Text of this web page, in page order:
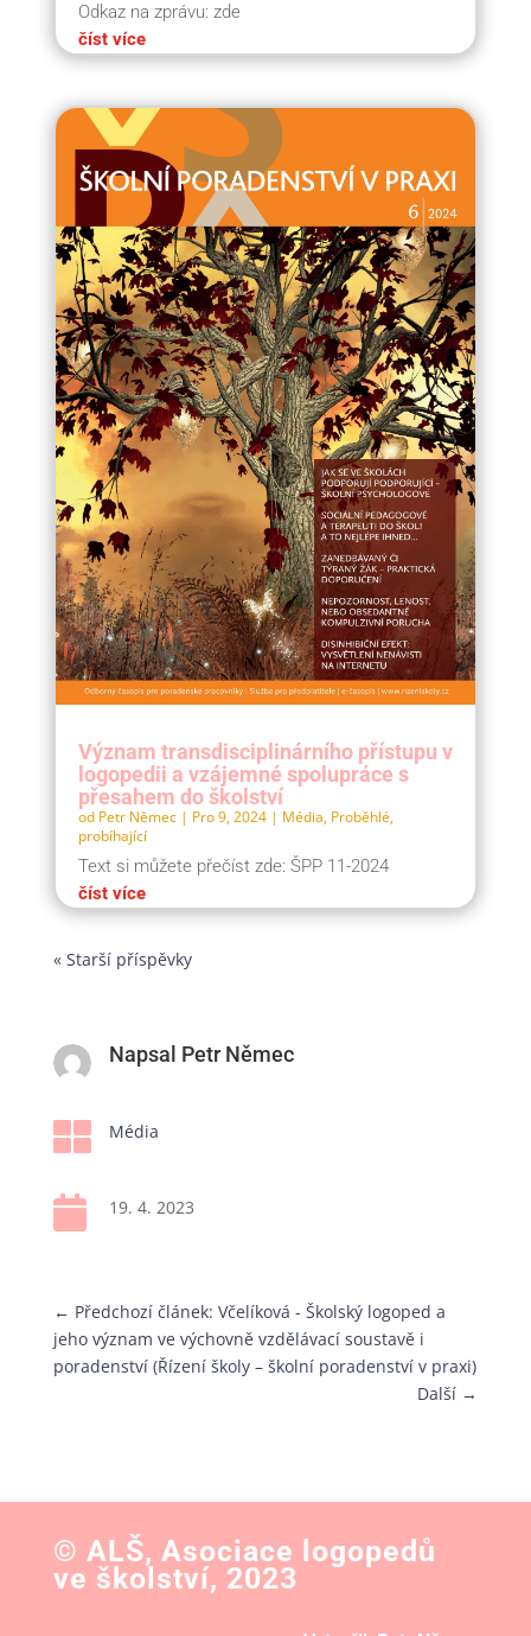
Odkaz na zprávu: zde
číst více
Význam transdisciplinárního přístupu v
logopedii a vzájemné spolupráce s
přesahem do školství
od Petr Němec| Pro 9, 2024| Média, Proběhlé,
probíhající
Text si můžete přečíst zde: ŠPP 11-2024
číst více
« Starší příspěvky
Napsal Petr Němec
 Média
 19. 4. 2023
← Předchozí článek: Včelíková - Školský logoped a
jeho význam ve výchovně vzdělávací soustavě i
poradenství (Řízení školy – školní poradenství v praxi)
Další →
© ALŠ, Asociace logopedů
ve školství, 2023